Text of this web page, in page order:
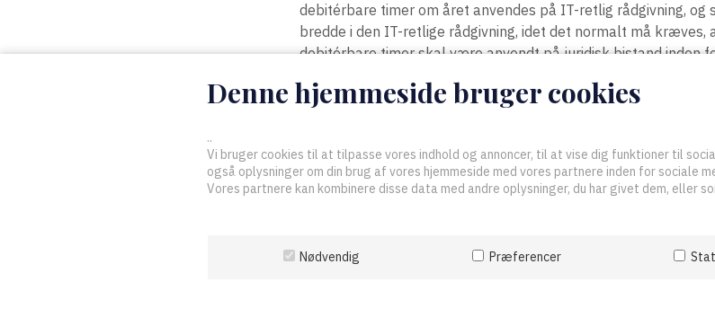
Denne hjemmeside bruger cookies
..
Vi bruger cookies til at tilpasse vores indhold og annoncer, til at vise dig funktioner til
også oplysninger om din brug af vores hjemmeside med vores partnere inden for sociale
Vores partnere kan kombinere disse data med andre oplysninger, du har givet dem, eller
Nødvendig Præferencer
debitérbare timer om året anvendes på IT-retlig rådgivning, og
bredde i den IT-retlige rådgivning, idet det normalt må
debitérbare timer skal være anvendt på juridisk bistand inden
Have personlig integritet og arbejde efter en høj etisk standard.
Efterleve de til enhver tid gældende regler for advokater,
af Advokatsamfundet.
medlemmer til enhver tid aktuelt lever op til ovenstående krav.